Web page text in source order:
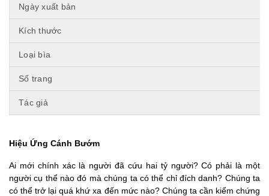
Ngày xuất bản
Kích thước
Loại bìa
Số trang
Tác giả
Hiệu Ứng Cánh Bướm
Ai mới chính xác là người đã cứu hai tỷ người? Có phải là một
người cụ thể nào đó mà chúng ta có thể chỉ đích danh? Chúng ta
có thể trở lại quá khứ xa đến mức nào? Chúng ta cần kiểm chứng